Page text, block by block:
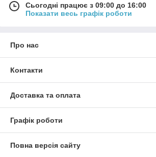
Сьогодні працює з 09:00 до 16:00
Показати весь графік роботи
Про нас
Контакти
Доставка та оплата
Графік роботи
Повна версія сайту